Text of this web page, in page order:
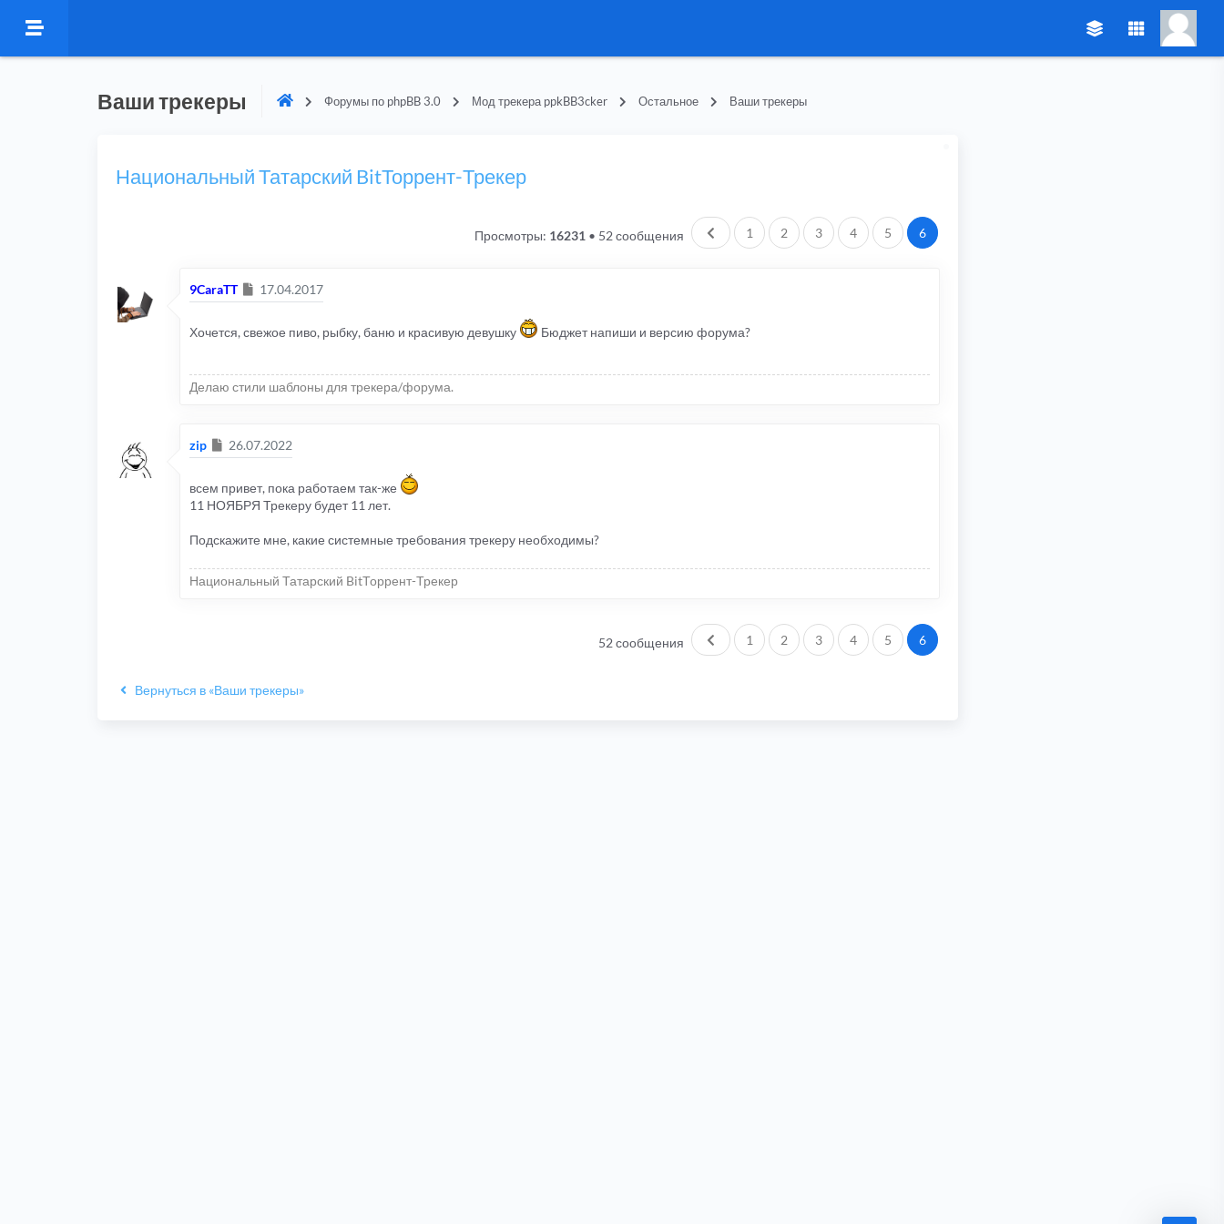
Ваши трекеры Форумы по phpBB 3.0 Мод трекера ppkBB3cker Остальное Ваши трекеры
Национальный Татарский BitТоррент-Трекер
52 сообщения Пред.
1 2 3 4 5 6
Просмотры: 16231 •
9CaraTT Сообщение
17.04.2017
Хочется, свежое пиво, рыбку, баню и красивую девушку Бюджет напиши и версию форума?
Делаю стили шаблоны для трекера/форума.
zip Сообщение
26.07.2022
всем привет, пока работаем так-же
11 НОЯБРЯ Трекеру будет 11 лет.
Подскажите мне, какие системные требования трекеру необходимы?
Национальный Татарский BitТоррент-Трекер
52 сообщения Пред.
1 2 3 4 5 6
Вернуться в «Ваши трекеры»